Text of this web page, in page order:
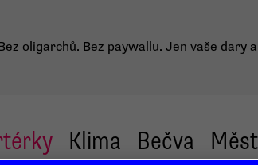
oligarchů. Bez paywallu. Jen vaše dary
Klima Bečva